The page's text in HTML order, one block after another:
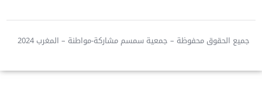
جميع الحقوق محفوظة – جمعية سمسم مشاركة-مواطنة – المغرب 2024